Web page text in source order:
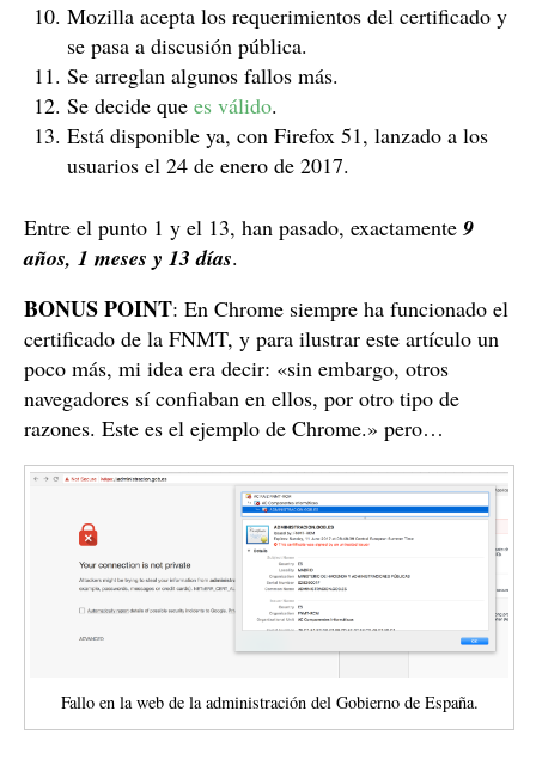
Mozilla acepta los requerimientos del certificado y
se pasa a discusión pública.
Se arreglan algunos fallos más.
Se decide que es válido.
Está disponible ya, con Firefox 51, lanzado a los
usuarios el 24 de enero de 2017.
Entre el punto 1 y el 13, han pasado, exactamente 9
años, 1 meses y 13 días.
BONUS POINT: En Chrome siempre ha funcionado el
certificado de la FNMT, y para ilustrar este artículo un
poco más, mi idea era decir: «sin embargo, otros
navegadores sí confiaban en ellos, por otro tipo de
razones. Este es el ejemplo de Chrome.» pero…
Fallo en la web de la administración del Gobierno de España.